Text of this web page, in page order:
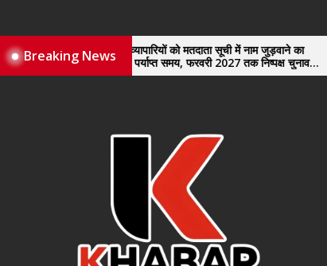
the
content
Breaking News
नए व्यापारियों को मतदाता सूची में नाम जुड़वाने का
मिले पर्याप्त समय, फरवरी 2027 तक निष्पक्ष चुनाव
कराने की उठाई मांग, सौंपा ज्ञापन।